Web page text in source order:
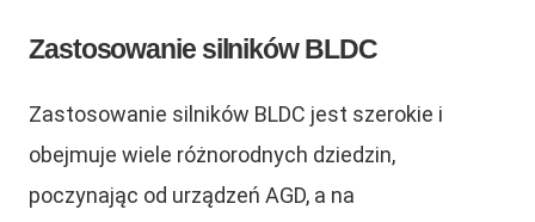
Zastosowanie silników BLDC
Zastosowanie silników BLDC jest szerokie i
obejmuje wiele różnorodnych dziedzin,
poczynając od urządzeń AGD, a na